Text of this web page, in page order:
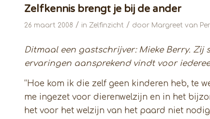
Zelfkennis brengt je bij de ander
26 maart 2008 / in Zelfinzicht / door Margreet van
Ditmaal een gastschrijver: Mieke Berry.
ervaringen aansprekend vindt voor
“Hoe kom ik die zelf geen kinderen heb, te
me ingezet voor dierenwelzijn en in het
het voor het welzijn van het paard niet